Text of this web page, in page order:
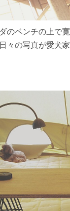
のベンチの上で
々の写真が愛犬